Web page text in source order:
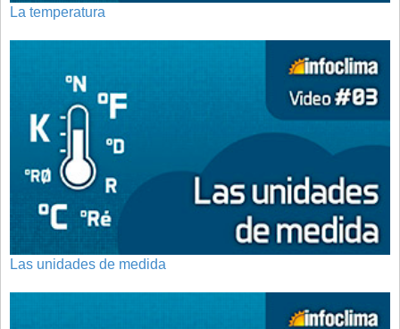
La temperatura
Las unidades de medida